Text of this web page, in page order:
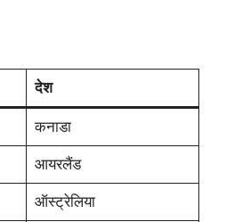
देश
कनाडा
आयरलैंड
ऑस्ट्रेलिया